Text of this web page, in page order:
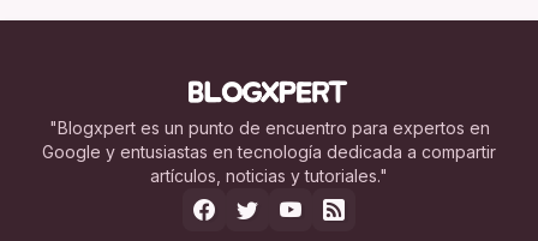
"Blogxpert es un punto de encuentro para expertos en
Google y entusiastas en tecnología dedicada a compartir
artículos, noticias y tutoriales."